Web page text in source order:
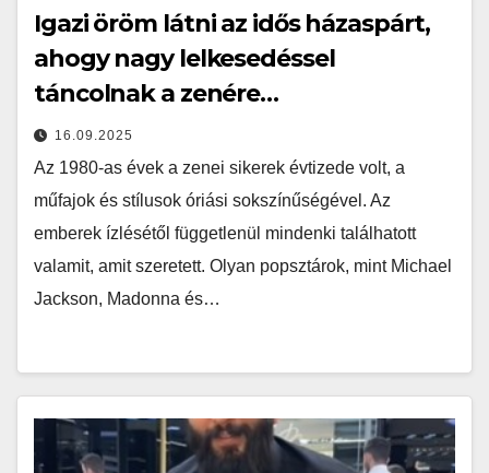
Igazi öröm látni az idős házaspárt,
ahogy nagy lelkesedéssel
táncolnak a zenére…
16.09.2025
Az 1980-as évek a zenei sikerek évtizede volt, a
műfajok és stílusok óriási sokszínűségével. Az
emberek ízlésétől függetlenül mindenki találhatott
valamit, amit szeretett. Olyan popsztárok, mint Michael
Jackson, Madonna és…